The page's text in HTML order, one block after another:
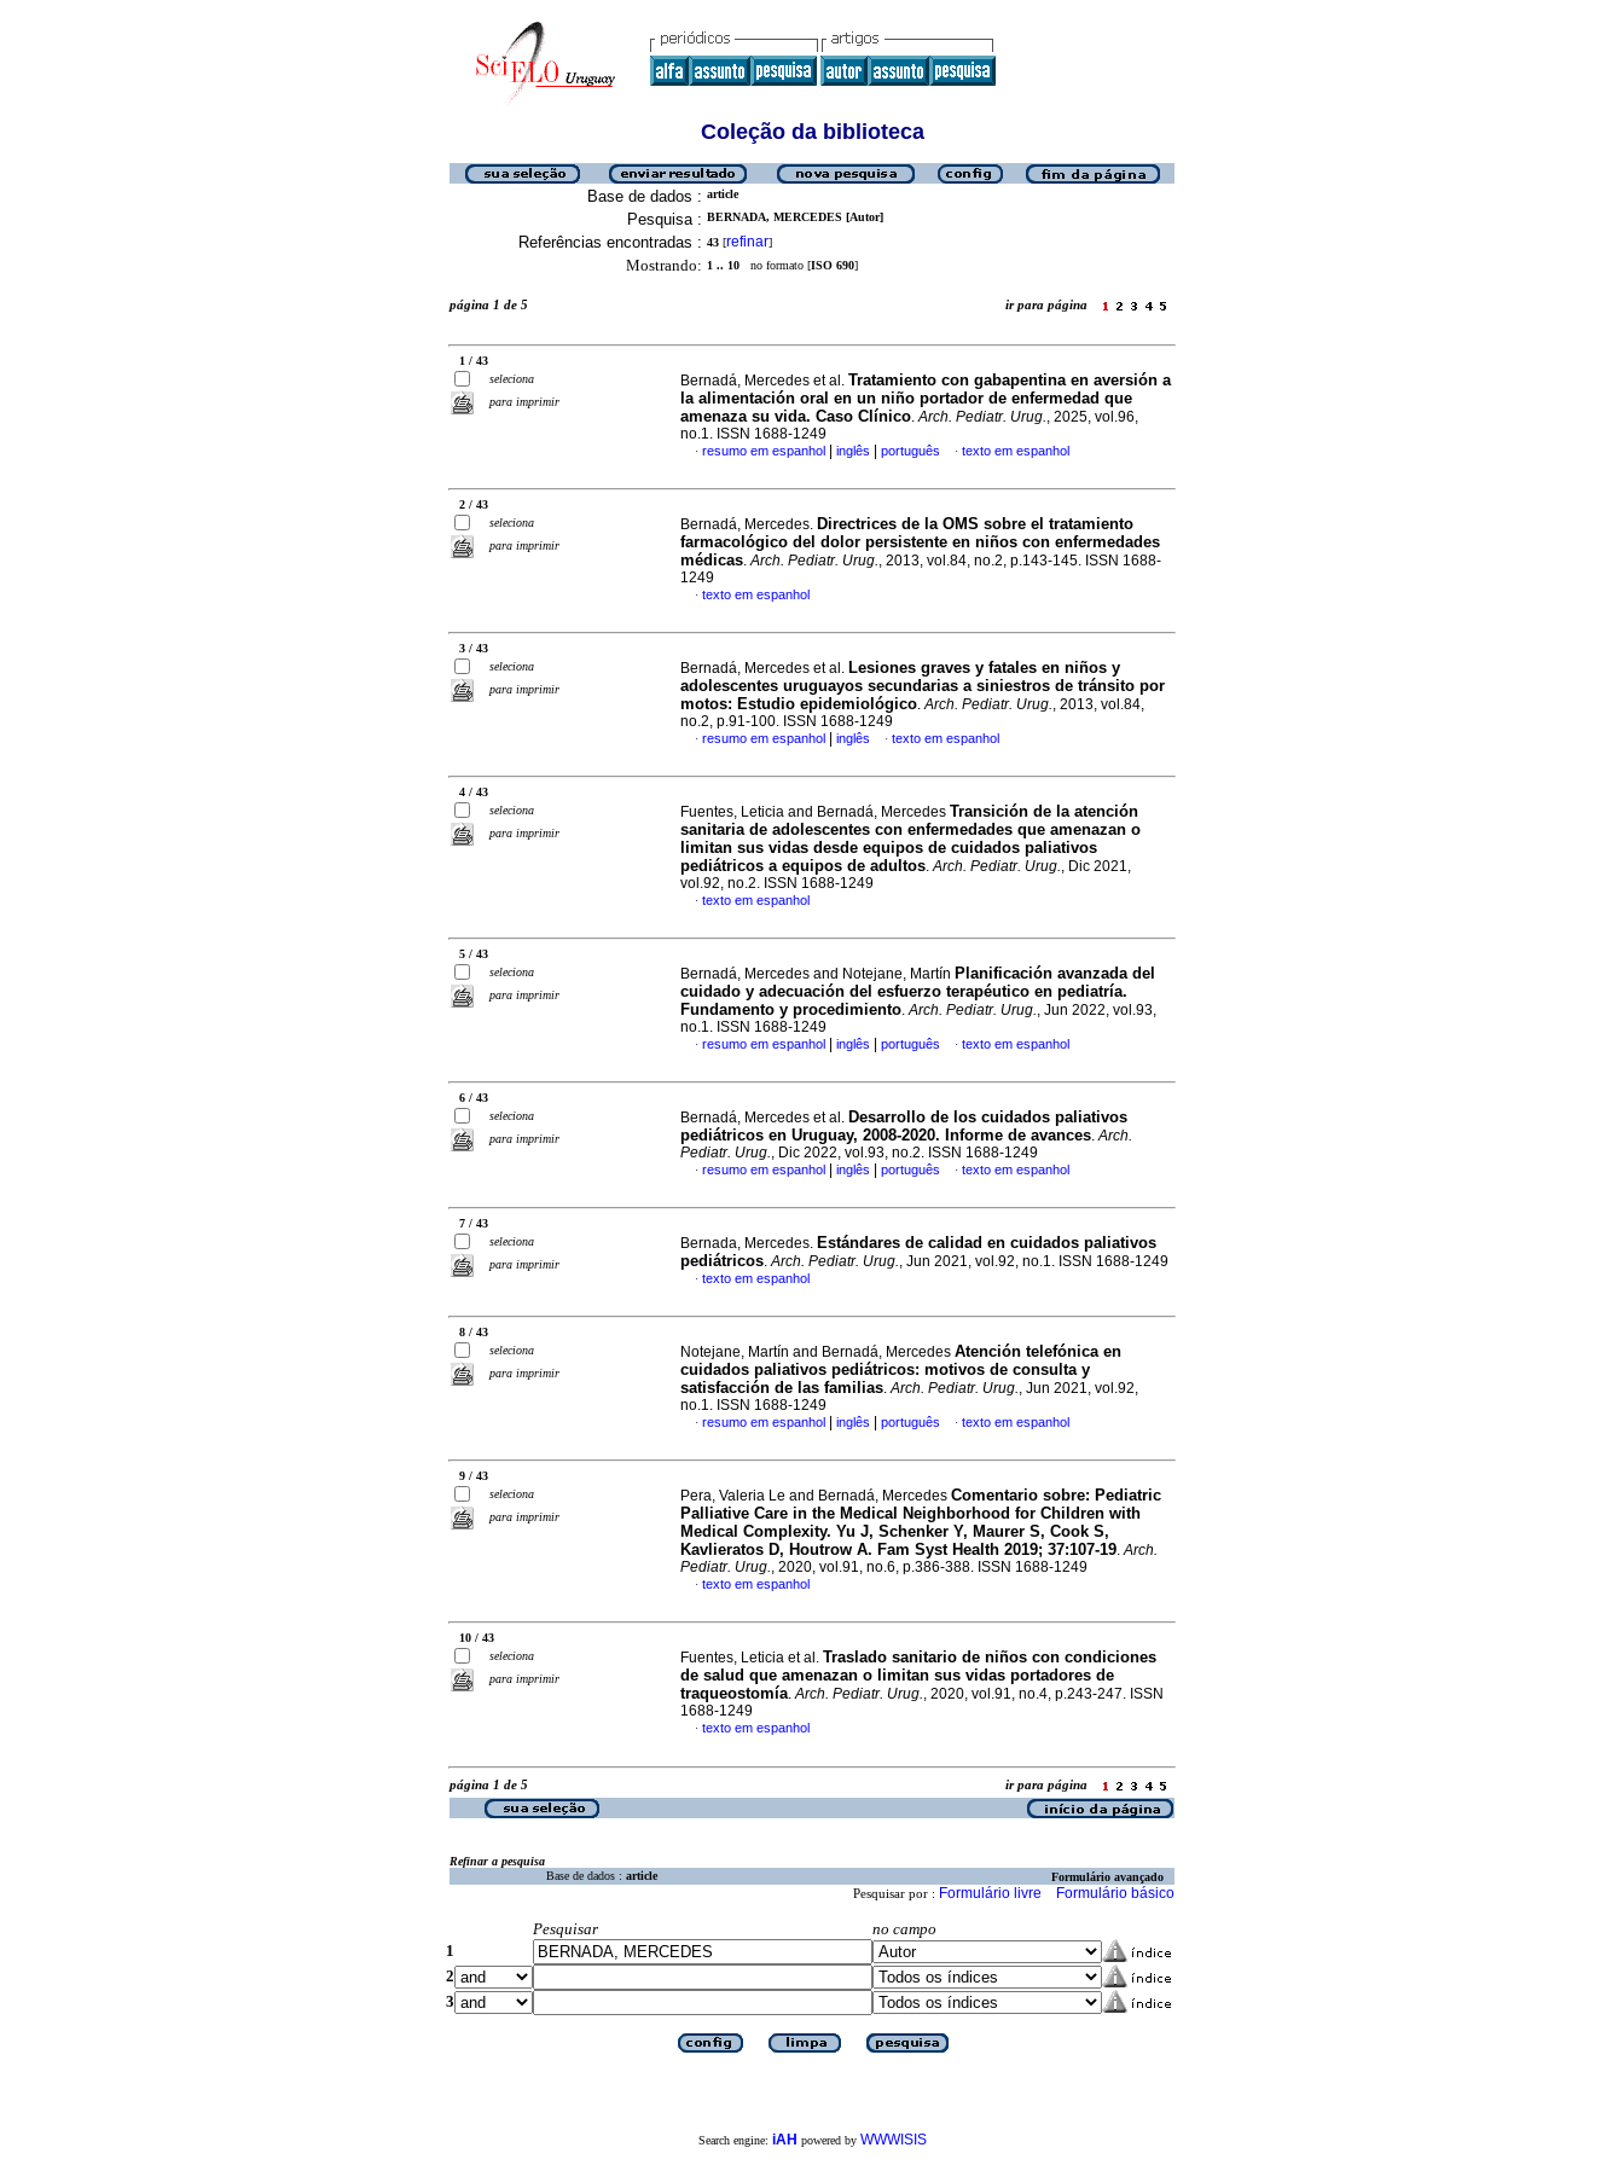
Coleção da biblioteca
Base de dados : article
Pesquisa : BERNADA, MERCEDES [Autor]
Referências encontradas : 43 [refinar]
Mostrando: 1 .. 10 no formato [ISO 690]
página 1 de 5 ir para página
1 / 43
seleciona
para imprimir
Bernadá, Mercedes et al. Tratamiento con gabapentina en aversión a
la alimentación oral en un niño portador de enfermedad que
amenaza su vida. Caso Clínico.Arch. Pediatr. Urug., 2025, vol.96,
no.1. ISSN 1688-1249
· resumo em espanhol inglês português · texto em espanhol
2 / 43
seleciona
para imprimir
Bernadá, Mercedes. Directrices de la OMS sobre el tratamiento
farmacológico del dolor persistente en niños con enfermedades
médicas.Arch. Pediatr. Urug., 2013, vol.84, no.2, p.143-145. ISSN 1688-
1249
· texto em espanhol
3 / 43
seleciona
para imprimir
Bernadá, Mercedes et al. Lesiones graves y fatales en niños y
adolescentes uruguayos secundarias a siniestros de tránsito por
motos: Estudio epidemiológico.Arch. Pediatr. Urug., 2013, vol.84,
no.2, p.91-100. ISSN 1688-1249
· resumo em espanhol inglês · texto em espanhol
4 / 43
seleciona
para imprimir
Fuentes, Leticia and Bernadá, Mercedes Transición de la atención
sanitaria de adolescentes con enfermedades que amenazan o
limitan sus vidas desde equipos de cuidados paliativos
pediátricos a equipos de adultos.Arch. Pediatr. Urug., Dic 2021,
vol.92, no.2. ISSN 1688-1249
· texto em espanhol
5 / 43
seleciona
para imprimir
Bernadá, Mercedes and Notejane, Martín Planificación avanzada del
cuidado y adecuación del esfuerzo terapéutico en pediatría.
Fundamento y procedimiento.Arch. Pediatr. Urug., Jun 2022, vol.93,
no.1. ISSN 1688-1249
· resumo em espanhol inglês português · texto em espanhol
6 / 43
seleciona
para imprimir
Bernadá, Mercedes et al. Desarrollo de los cuidados paliativos
pediátricos en Uruguay, 2008-2020. Informe de avances.Arch.
Pediatr. Urug., Dic 2022, vol.93, no.2. ISSN 1688-1249
· resumo em espanhol inglês português · texto em espanhol
7 / 43
seleciona
para imprimir
Bernada, Mercedes. Estándares de calidad en cuidados paliativos
pediátricos.Arch. Pediatr. Urug., Jun 2021, vol.92, no.1. ISSN 1688-1249
· texto em espanhol
8 / 43
seleciona
para imprimir
Notejane, Martín and Bernadá, Mercedes Atención telefónica en
cuidados paliativos pediátricos: motivos de consulta y
satisfacción de las familias.Arch. Pediatr. Urug., Jun 2021, vol.92,
no.1. ISSN 1688-1249
· resumo em espanhol inglês português · texto em espanhol
9 / 43
seleciona
para imprimir
Pera, Valeria Le and Bernadá, Mercedes Comentario sobre: Pediatric
Palliative Care in the Medical Neighborhood for Children with
Medical Complexity. Yu J, Schenker Y, Maurer S, Cook S,
Kavlieratos D, Houtrow A. Fam Syst Health 2019; 37:107-19.Arch.
Pediatr. Urug., 2020, vol.91, no.6, p.386-388. ISSN 1688-1249
· texto em espanhol
10 / 43
seleciona
para imprimir
Fuentes, Leticia et al. Traslado sanitario de niños con condiciones
de salud que amenazan o limitan sus vidas portadores de
traqueostomía.Arch. Pediatr. Urug., 2020, vol.91, no.4, p.243-247. ISSN
1688-1249
· texto em espanhol
página 1 de 5 ir para página
Refinar a pesquisa
Base de dados : article Formulário avançado
Pesquisar por : Formulário livre Formulário básico
Pesquisar
no campo
1
2
3
Search engine: iAH powered by WWWISIS